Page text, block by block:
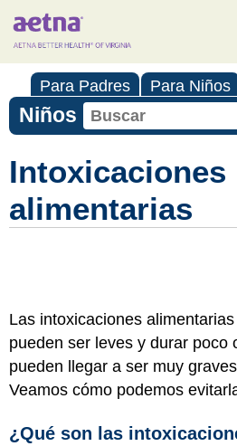
Para Padres Para Niños
Niños
Intoxicaciones
alimentarias
Las intoxicaciones alimentarias
pueden ser leves y durar poco
pueden llegar a ser muy
Veamos cómo podemos
¿Qué son las